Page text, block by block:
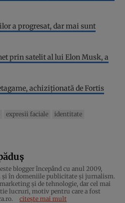
a progresat, dar mai sunt
prin satelit al lui Elon Musk, a
achiziționată de Fortis
expresii faciale
identitate
blogger începând cu anul 2009,
și în domeniile publicitate și jurnalism.
și de tehnologie, dar cel mai
lucruri, motiv pentru care a fost
citește mai mult